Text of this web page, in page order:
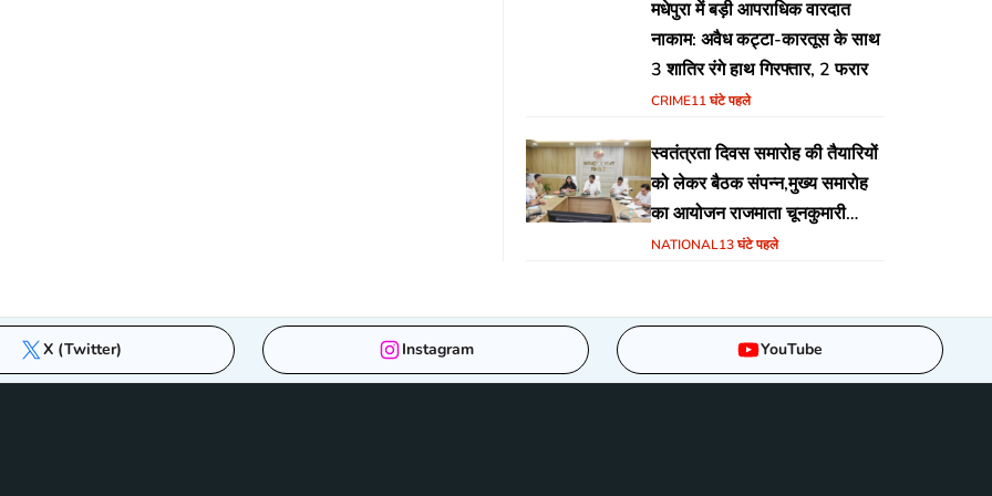
मधेपुरा में बड़ी आपराधिक वारदात
नाकाम: अवैध कट्टा-कारतूस के साथ
3 शातिर रंगे हाथ गिरफ्तार, 2 फरार
CRIME11 घंटे पहले
स्वतंत्रता दिवस समारोह की तैयारियों
को लेकर बैठक संपन्न,मुख्य समारोह
का आयोजन राजमाता चूनकुमारी
स्टेडियम बैढ़न में होगा
NATIONAL13 घंटे पहले
X (Twitter) Instagram YouTube